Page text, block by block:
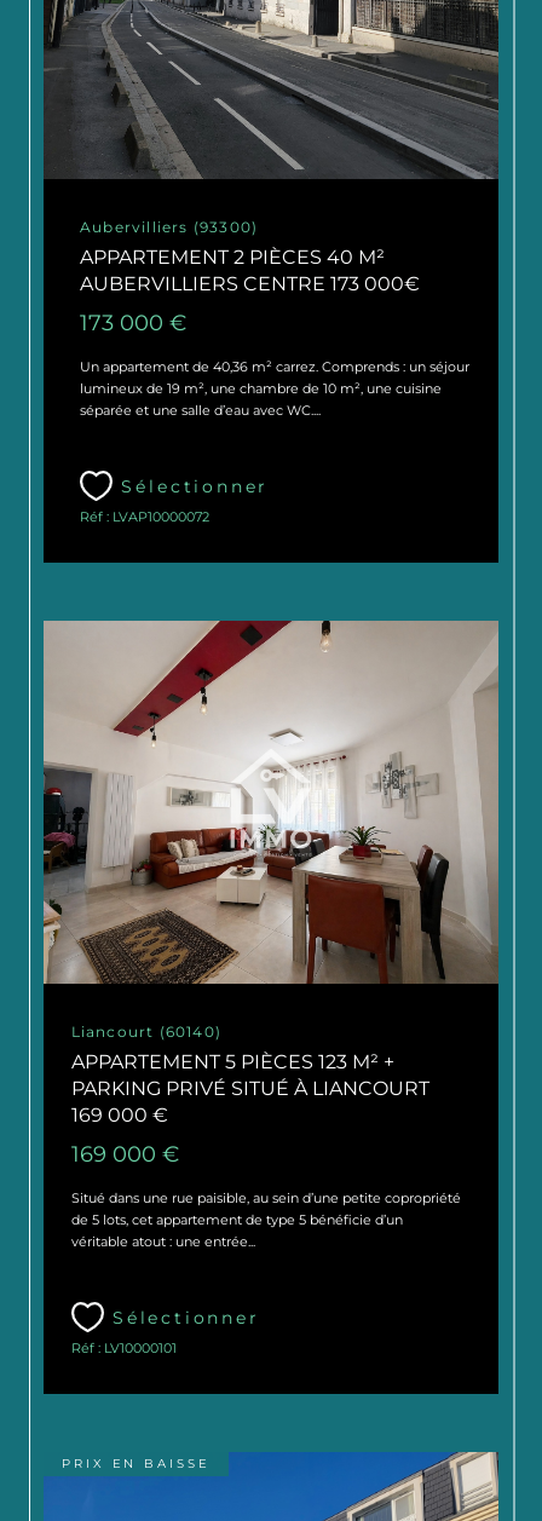
Aubervilliers (93300)
APPARTEMENT 2 PIÈCES 40 M²
AUBERVILLIERS CENTRE 173 000€
173 000 €
Un appartement de 40,36 m² carrez. Comprends : un séjour
lumineux de 19 m², une chambre de 10 m², une cuisine
séparée et une salle d’eau avec WC....
Sélectionner
Réf : LVAP10000072
Liancourt (60140)
APPARTEMENT 5 PIÈCES 123 M² +
PARKING PRIVÉ SITUÉ À LIANCOURT
169 000 €
169 000 €
Situé dans une rue paisible, au sein d’une petite copropriété
de 5 lots, cet appartement de type 5 bénéficie d’un
véritable atout : une entrée...
Sélectionner
Réf : LV10000101
PRIX EN BAISSE